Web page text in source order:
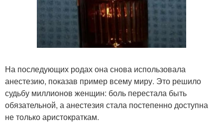
На последующих родах она снова использовала
анестезию, показав пример всему миру. Это решило
судьбу миллионов женщин: боль перестала быть
обязательной, а анестезия стала постепенно доступна
не только аристократкам.